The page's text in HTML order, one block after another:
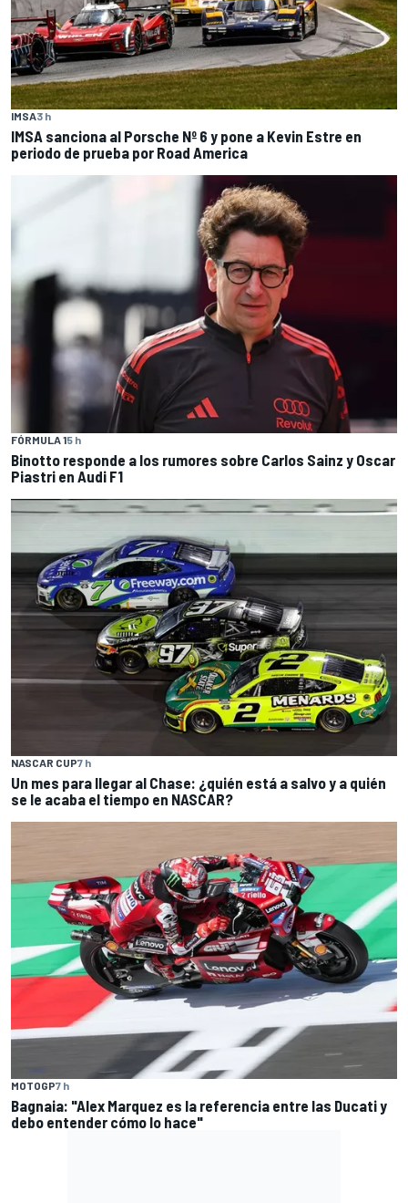
IMSA3 h
IMSA sanciona al Porsche Nº 6 y pone a Kevin Estre en
periodo de prueba por Road America
FÓRMULA 15 h
Binotto responde a los rumores sobre Carlos Sainz y Oscar
Piastri en Audi F1
NASCAR CUP7 h
Un mes para llegar al Chase: ¿quién está a salvo y a quién
se le acaba el tiempo en NASCAR?
MOTOGP7 h
Bagnaia: "Alex Marquez es la referencia entre las Ducati y
debo entender cómo lo hace"